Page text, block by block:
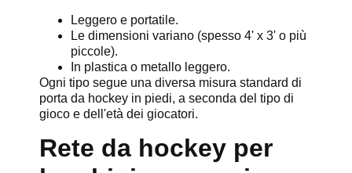
Leggero e portatile.
Le dimensioni variano (spesso 4' x 3' o più
piccole).
In plastica o metallo leggero.
Ogni tipo segue una diversa misura standard di
porta da hockey in piedi, a seconda del tipo di
gioco e dell'età dei giocatori.
Rete da hockey per